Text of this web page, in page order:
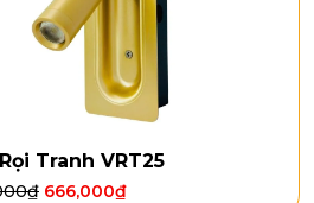
Tranh VRT25
₫ 666,000₫